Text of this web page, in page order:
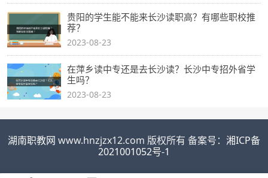
贵阳的学生能不能来长沙读职高？有哪些职校推
荐？
2023-08-23
在萍乡读中专还是去长沙读？长沙中专招外省学
生吗？
2023-08-23
湖南职教网 www.hnzjzx12.com 版权所有 备案号： 湘ICP备
2021001052号-1